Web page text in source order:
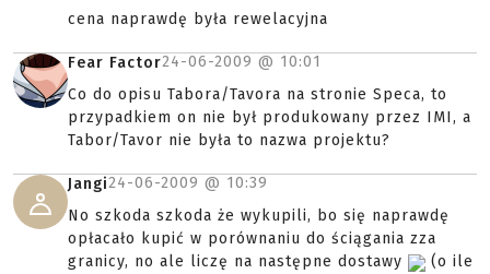
cena naprawdę była rewelacyjna
Fear Factor24-06-2009 @ 10:01
Co do opisu Tabora/Tavora na stronie Speca, to
przypadkiem on nie był produkowany przez IMI, a
Tabor/Tavor nie była to nazwa projektu?
Jangi24-06-2009 @ 10:39
No szkoda szkoda że wykupili, bo się naprawdę
opłacało kupić w porównaniu do ściągania zza
granicy, no ale liczę na następne dostawy
(o ile